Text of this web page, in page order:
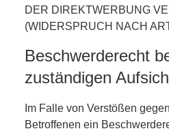
DER DIREKTWERBUNG
(WIDERSPRUCH NACH
Beschwerderecht
zuständigen
Im Falle von Verstößen
Betroffenen ein